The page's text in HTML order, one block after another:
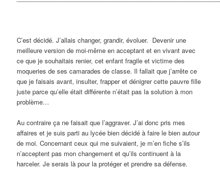
C’est décidé. J’allais changer, grandir, évoluer. Devenir une
meilleure version de moi-même en acceptant et en vivant avec
ce que je souhaitais renier, cet enfant fragile et victime des
moqueries de ses camarades de classe. Il fallait que j’arrête ce
que je faisais avant, insulter, frapper et dénigrer cette pauvre fille
juste parce qu’elle était différente n’était pas la solution à mon
problème…
Au contraire ça ne faisait que l’aggraver. J’ai donc pris mes
affaires et je suis parti au lycée bien décidé à faire le bien autour
de moi. Concernant ceux qui me suivaient, je m’en fiche s’ils
n’acceptent pas mon changement et qu’ils continuent à la
harceler. Je serais là pour la protéger et prendre sa défense.